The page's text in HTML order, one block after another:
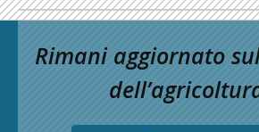
Rimani aggiornato